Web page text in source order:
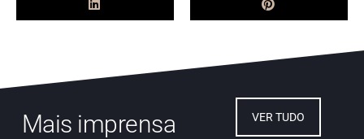
Mais imprensa VER TUDO